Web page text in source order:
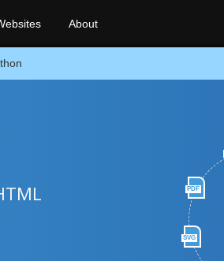
About
PDF
SVG